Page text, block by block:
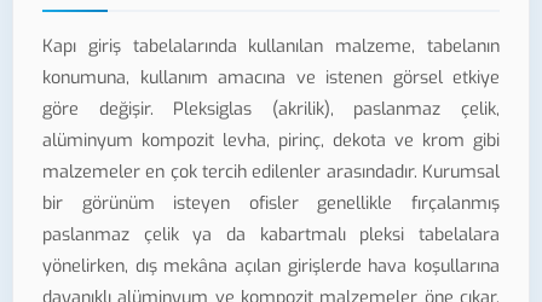
Kapı giriş tabelalarında kullanılan malzeme, tabelanın
konumuna, kullanım amacına ve istenen görsel etkiye
göre değişir. Pleksiglas (akrilik), paslanmaz çelik,
alüminyum kompozit levha, pirinç, dekota ve krom gibi
malzemeler en çok tercih edilenler arasındadır. Kurumsal
bir görünüm isteyen ofisler genellikle fırçalanmış
paslanmaz çelik ya da kabartmalı pleksi tabelalara
yönelirken, dış mekâna açılan girişlerde hava koşullarına